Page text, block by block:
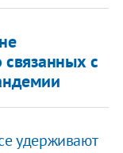
с
удерживают